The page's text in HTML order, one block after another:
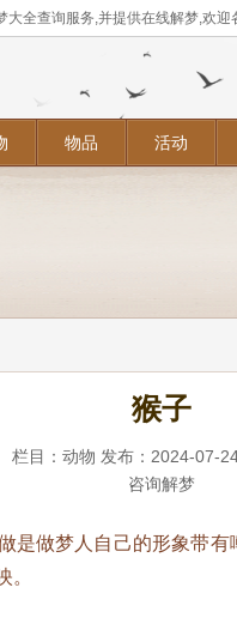
全查询服务,并提供在线解梦,欢迎
物品 活动
猴子
栏目： 动物 发布：2024-07-
咨询解梦
做梦人自己的形象带有
。